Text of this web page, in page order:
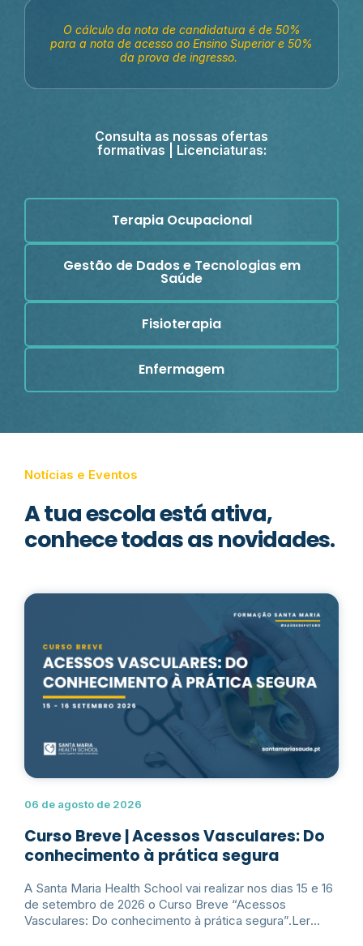
O cálculo da nota de candidatura é de 50%
para a nota de acesso ao Ensino Superior e 50%
da prova de ingresso.
Consulta as nossas ofertas
formativas | Licenciaturas:
Terapia Ocupacional
Gestão de Dados e Tecnologias em
Saúde
Fisioterapia
Enfermagem
Notícias e Eventos
A tua escola está ativa,
conhece todas as novidades.
06 de agosto de 2026
Curso Breve | Acessos Vasculares: Do
conhecimento à prática segura
A Santa Maria Health School vai realizar nos dias 15 e 16
de setembro de 2026 o Curso Breve “Acessos
Vasculares: Do conhecimento à prática segura”.Ler